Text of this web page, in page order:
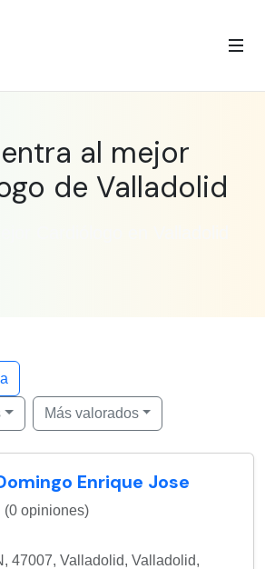
al mejor
de Valladolid
Más valorados
Enrique Jose
(0 opiniones)
47007, Valladolid, Valladolid,